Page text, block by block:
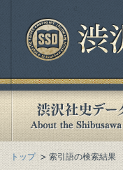
トップ 索引語の検索結果